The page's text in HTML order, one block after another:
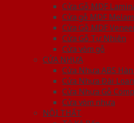
Cửa Gỗ MDF
Cửa gỗ MDF
Cửa Gỗ MDF
Cửa Gỗ Tự Nhiên
Cửa vòm gỗ
CỬA NHỰA
Cửa Nhựa ABS
Cửa Nhựa Đài Loan
Cửa Nhựa Gỗ
Cửa vòm nhựa
NỘI THẤT